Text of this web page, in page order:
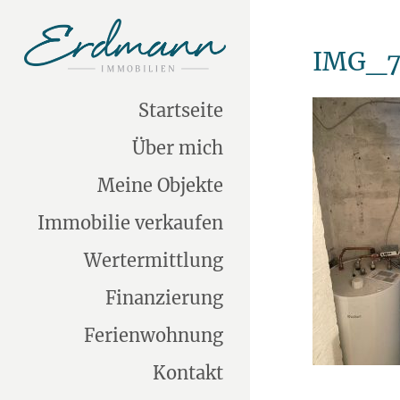
Startseite
Über mich
Meine Objekte
Immobilie verkaufen
Wertermittlung
Finanzierung
Ferienwohnung
Kontakt